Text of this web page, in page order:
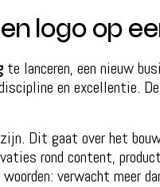
logo op
te lanceren, een nieuw
en excellentie.
Dit gaat over het
rond content,
verwacht meer